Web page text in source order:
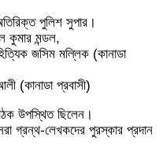
পুলিশ সুপার।
কুমার মন্ডল,
জসিম মল্লিক (কানাডা
(কানাডা প্রবাসী)
উপস্থিত ছিলেন।
গ্রন্থ-লেখকদের পুরস্কার প্রদান